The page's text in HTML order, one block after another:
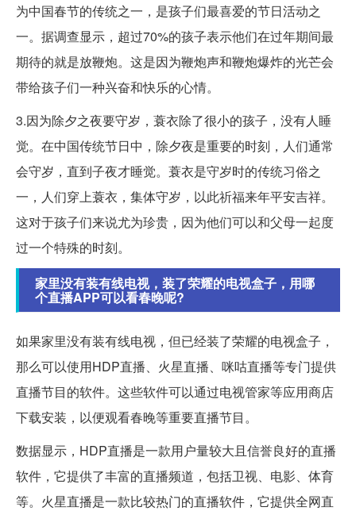
为中国春节的传统之一，是孩子们最喜爱的节日活动之
一。据调查显示，超过70%的孩子表示他们在过年期间最
期待的就是放鞭炮。这是因为鞭炮声和鞭炮爆炸的光芒会
带给孩子们一种兴奋和快乐的心情。
3.因为除夕之夜要守岁，蓑衣除了很小的孩子，没有人睡
觉。在中国传统节日中，除夕夜是重要的时刻，人们通常
会守岁，直到子夜才睡觉。蓑衣是守岁时的传统习俗之
一，人们穿上蓑衣，集体守岁，以此祈福来年平安吉祥。
这对于孩子们来说尤为珍贵，因为他们可以和父母一起度
过一个特殊的时刻。
家里没有装有线电视，装了荣耀的电视盒子，用哪
个直播APP可以看春晚呢?
如果家里没有装有线电视，但已经装了荣耀的电视盒子，
那么可以使用HDP直播、火星直播、咪咕直播等专门提供
直播节目的软件。这些软件可以通过电视管家等应用商店
下载安装，以便观看春晚等重要直播节目。
数据显示，HDP直播是一款用户量较大且信誉良好的直播
软件，它提供了丰富的直播频道，包括卫视、电影、体育
等。火星直播是一款比较热门的直播软件，它提供全网直